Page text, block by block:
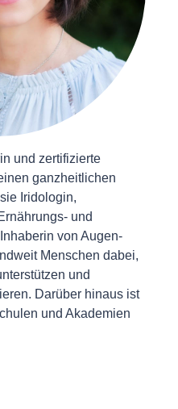
und zertifizierte
ganzheitlichen
Iridologin,
und
von Augen-
Menschen dabei,
und
Darüber hinaus ist
und Akademien